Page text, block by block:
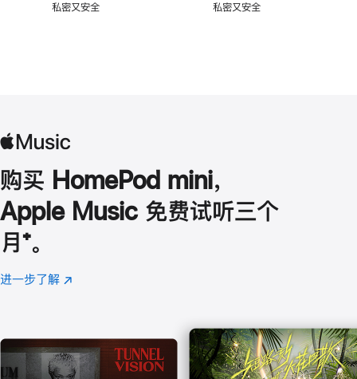
私密又安全 私密又安全
购买 HomePod mini，
Apple Music 免费试听三个
月 脚
注
⁺。
进一步了解 Apple
(在
口
中